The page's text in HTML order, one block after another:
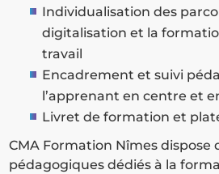
Individualisation des
digitalisation et la
travail
Encadrement et suivi
l’apprenant en centre et
Livret de formation et
CMA Formation Nîmes dispose
pédagogiques dédiés à la